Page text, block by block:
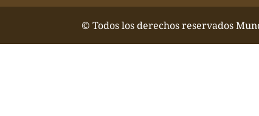
© Todos los derechos reservados